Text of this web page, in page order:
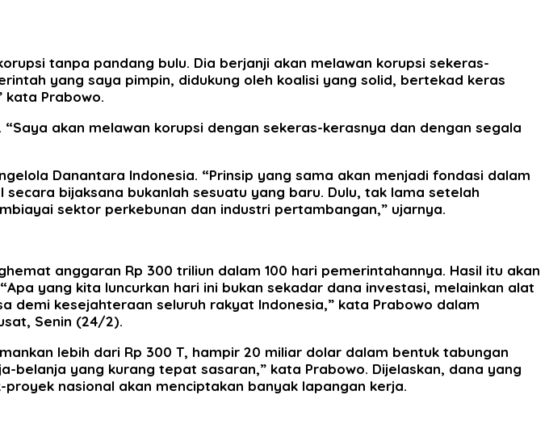
tanpa pandang bulu. Dia berjanji akan melawan korupsi sekeras-
yang saya pimpin, didukung oleh koalisi yang solid, bertekad keras
kata Prabowo.
akan melawan korupsi dengan sekeras-kerasnya dan dengan segala
Danantara Indonesia. “Prinsip yang sama akan menjadi fondasi dalam
bijaksana bukanlah sesuatu yang baru. Dulu, tak lama setelah
sektor perkebunan dan industri pertambangan,” ujarnya.
anggaran Rp 300 triliun dalam 100 hari pemerintahannya. Hasil itu akan
yang kita luncurkan hari ini bukan sekadar dana investasi, melainkan alat
demi kesejahteraan seluruh rakyat Indonesia,” kata Prabowo dalam
Senin (24/2).
lebih dari Rp 300 T, hampir 20 miliar dolar dalam bentuk tabungan
yang kurang tepat sasaran,” kata Prabowo. Dijelaskan, dana yang
nasional akan menciptakan banyak lapangan kerja.